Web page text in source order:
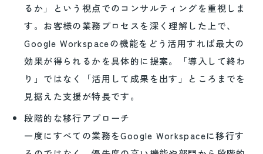
るか」という視点でのコンサルティングを重視しま
す。お客様の業務プロセスを深く理解した上で、
Google Workspaceの機能をどう活用すれば最大の
効果が得られるかを具体的に提案。「導入して終わ
り」ではなく「活用して成果を出す」ところまでを
見据えた支援が特長です。
段階的な移行アプローチ
一度にすべての業務をGoogle Workspaceに移行す